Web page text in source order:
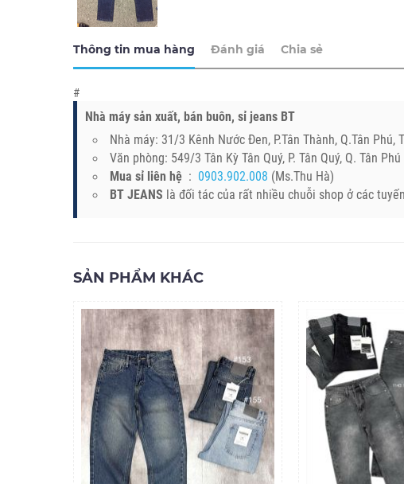
Thông tin mua hàng Đánh giá Chia sẻ
#
Nhà máy sản xuất, bán buôn, sỉ jeans BT
Nhà máy: 31/3 Kênh Nước Đen, P.Tân Thành, Q.Tân Phú,
Văn phòng: 549/3 Tân Kỳ Tân Quý, P. Tân Quý, Q. Tân Phú
Mua sỉ liên hệ : 0903.902.008 (Ms.Thu Hà)
BT JEANS là đối tác của rất nhiều chuỗi shop ở các
SẢN PHẨM KHÁC